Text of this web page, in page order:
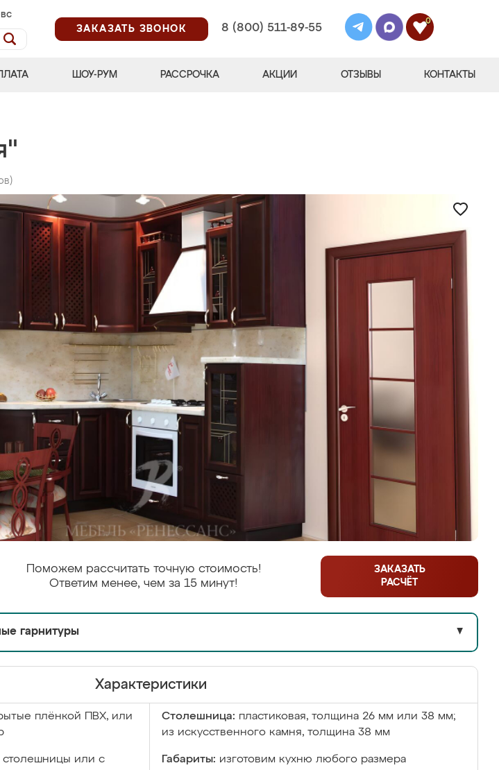
ЗАКАЗАТЬ ЗВОНОК
8 (800) 511-89-55
0
ШОУ-РУМ РАССРОЧКА АКЦИИ ОТЗЫВЫ КОНТАКТЫ
Поможем рассчитать точную стоимость!
Ответим менее, чем за 15 минут!
ЗАКАЗАТЬ
РАСЧЁТ
гарнитуры ▼
Характеристики
плёнкой ПВХ, или
Столешница: пластиковая, толщина 26 мм или 38 мм;
из искусственного камня, толщина 38 мм
или с
Габариты: изготовим кухню любого размера